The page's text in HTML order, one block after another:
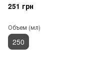
251 грн
Объем (мл)
250